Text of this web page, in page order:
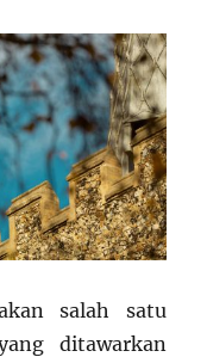
salah satu
ditawarkan